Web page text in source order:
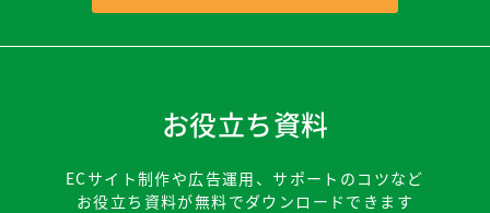
お役立ち資料
ECサイト制作や広告運用、サポートのコツなど
お役立ち資料が無料でダウンロードできます